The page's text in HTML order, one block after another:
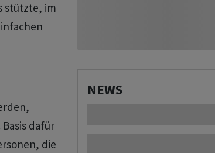
stützte, im
dafür
die
NEWS